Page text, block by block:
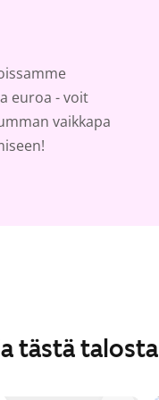
euroa - voit
vaikkapa
tästä talosta